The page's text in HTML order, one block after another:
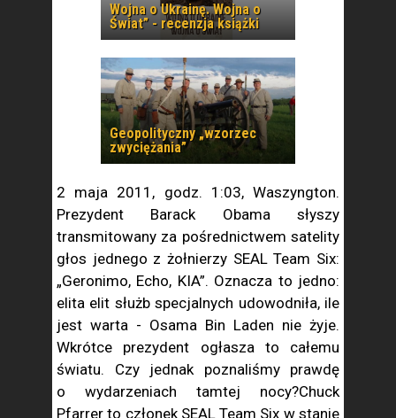
Wojna o Ukrainę. Wojna o
Świat” - recenzja książki
Geopolityczny „wzorzec
zwyciężania”
2 maja 2011, godz. 1:03, Waszyngton.
Prezydent Barack Obama słyszy
transmitowany za pośrednictwem satelity
głos jednego z żołnierzy SEAL Team Six:
„Geronimo, Echo, KIA”. Oznacza to jedno:
elita elit służb specjalnych udowodniła, ile
jest warta - Osama Bin Laden nie żyje.
Wkrótce prezydent ogłasza to całemu
światu. Czy jednak poznaliśmy prawdę
o wydarzeniach tamtej nocy?Chuck
Pfarrer to członek SEAL Team Six w stanie